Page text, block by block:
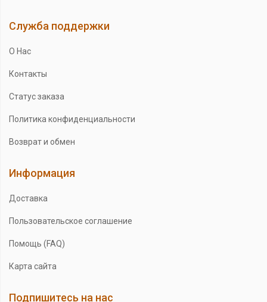
Служба поддержки
О Нас
Контакты
Статус заказа
Политика конфиденциальности
Возврат и обмен
Информация
Доставка
Пользовательское соглашение
Помощь (FAQ)
Карта сайта
Подпишитесь на нас